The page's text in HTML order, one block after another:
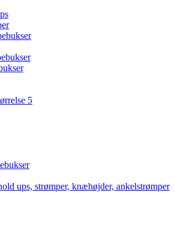
5
ups, strømper, knæhøjder, ankelstrømper